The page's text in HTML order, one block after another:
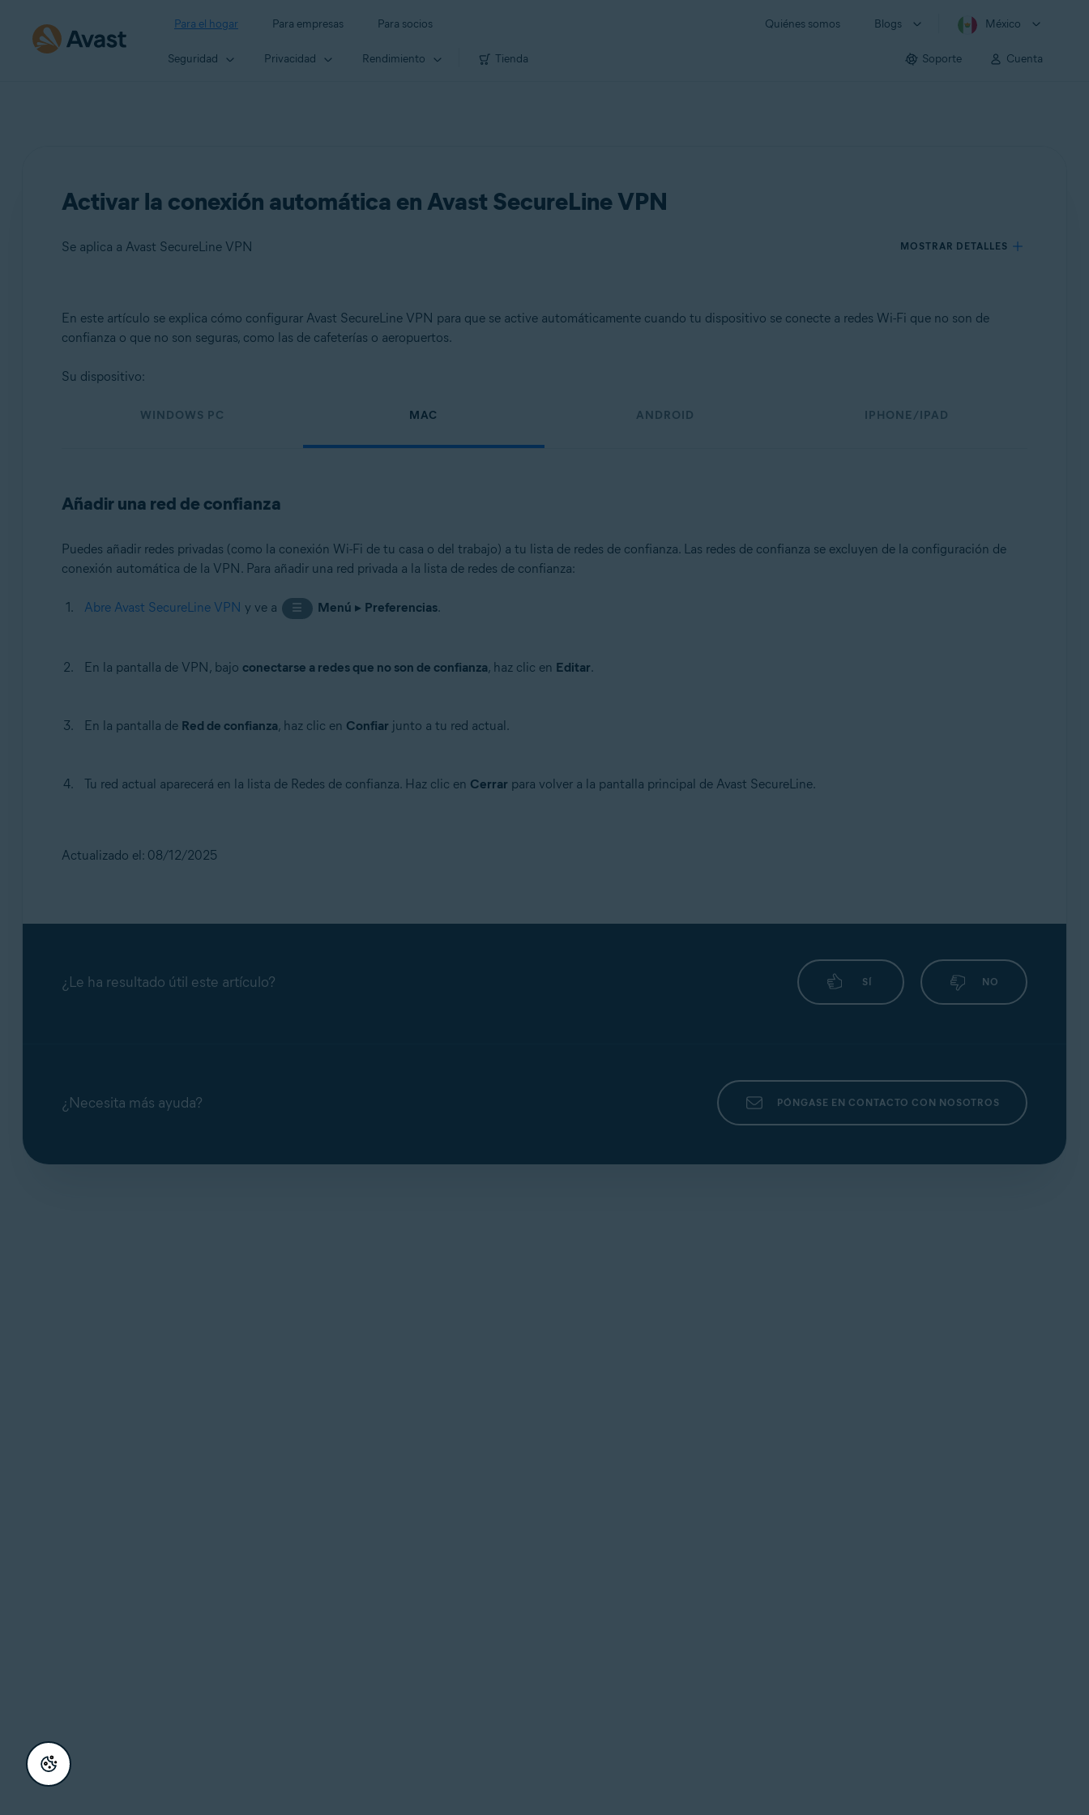
Para el hogar Para empresas Para socios Quiénes somos Blogs México
Seguridad Privacidad Rendimiento Tienda Soporte Cuenta
Activar la conexión automática en Avast SecureLine VPN
Se aplica a Avast SecureLine VPN MOSTRAR DETALLES
Productos:
Avast SecureLine VPN
Sistemas operativos:
En este artículo se explica cómo configurar Avast SecureLine VPN para que se active automáticamente cuando tu dispositivo se conecte a redes Wi-Fi que no son de
confianza o que no son seguras, como las de cafeterías o aeropuertos.
Su dispositivo:
WINDOWS PC MAC ANDROID IPHONE/IPAD
Añadir una red de confianza
Puedes añadir redes privadas (como la conexión Wi-Fi de tu casa o del trabajo) a tu lista de redes de confianza. Las redes de confianza se excluyen de la configuración de
conexión automática de la VPN. Para añadir una red privada a la lista de redes de confianza:
Abre Avast SecureLine VPN y ve a ☰ Menú ▸ Preferencias.
En la pantalla de VPN, bajo conectarse a redes que no son de confianza, haz clic en Editar.
En la pantalla de Red de confianza, haz clic en Confiar junto a tu red actual.
Tu red actual aparecerá en la lista de Redes de confianza. Haz clic en Cerrar para volver a la pantalla principal de Avast SecureLine.
Actualizado el: 08/12/2025
¿Le ha resultado útil este artículo? SÍ NO
¿Necesita más ayuda? PÓNGASE EN CONTACTO CON NOSOTROS